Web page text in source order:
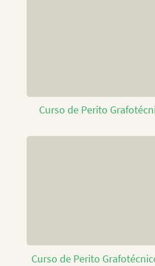
Curso de Perito
Curso de Perito